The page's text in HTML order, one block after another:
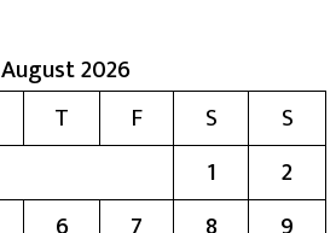
August 2026
T F S
S
1
2